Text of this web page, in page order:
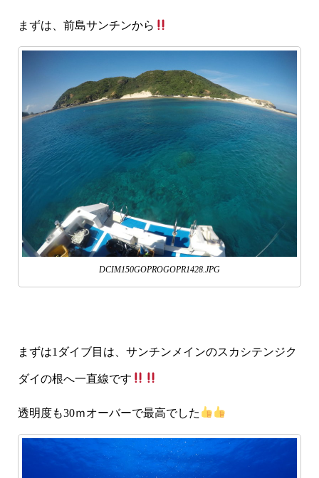
まずは、前島サンチンから
DCIM150GOPROGOPR1428.JPG
まずは1ダイブ目は、サンチンメインのスカシテンジク
ダイの根へ一直線です
透明度も30ｍオーバーで最高でした